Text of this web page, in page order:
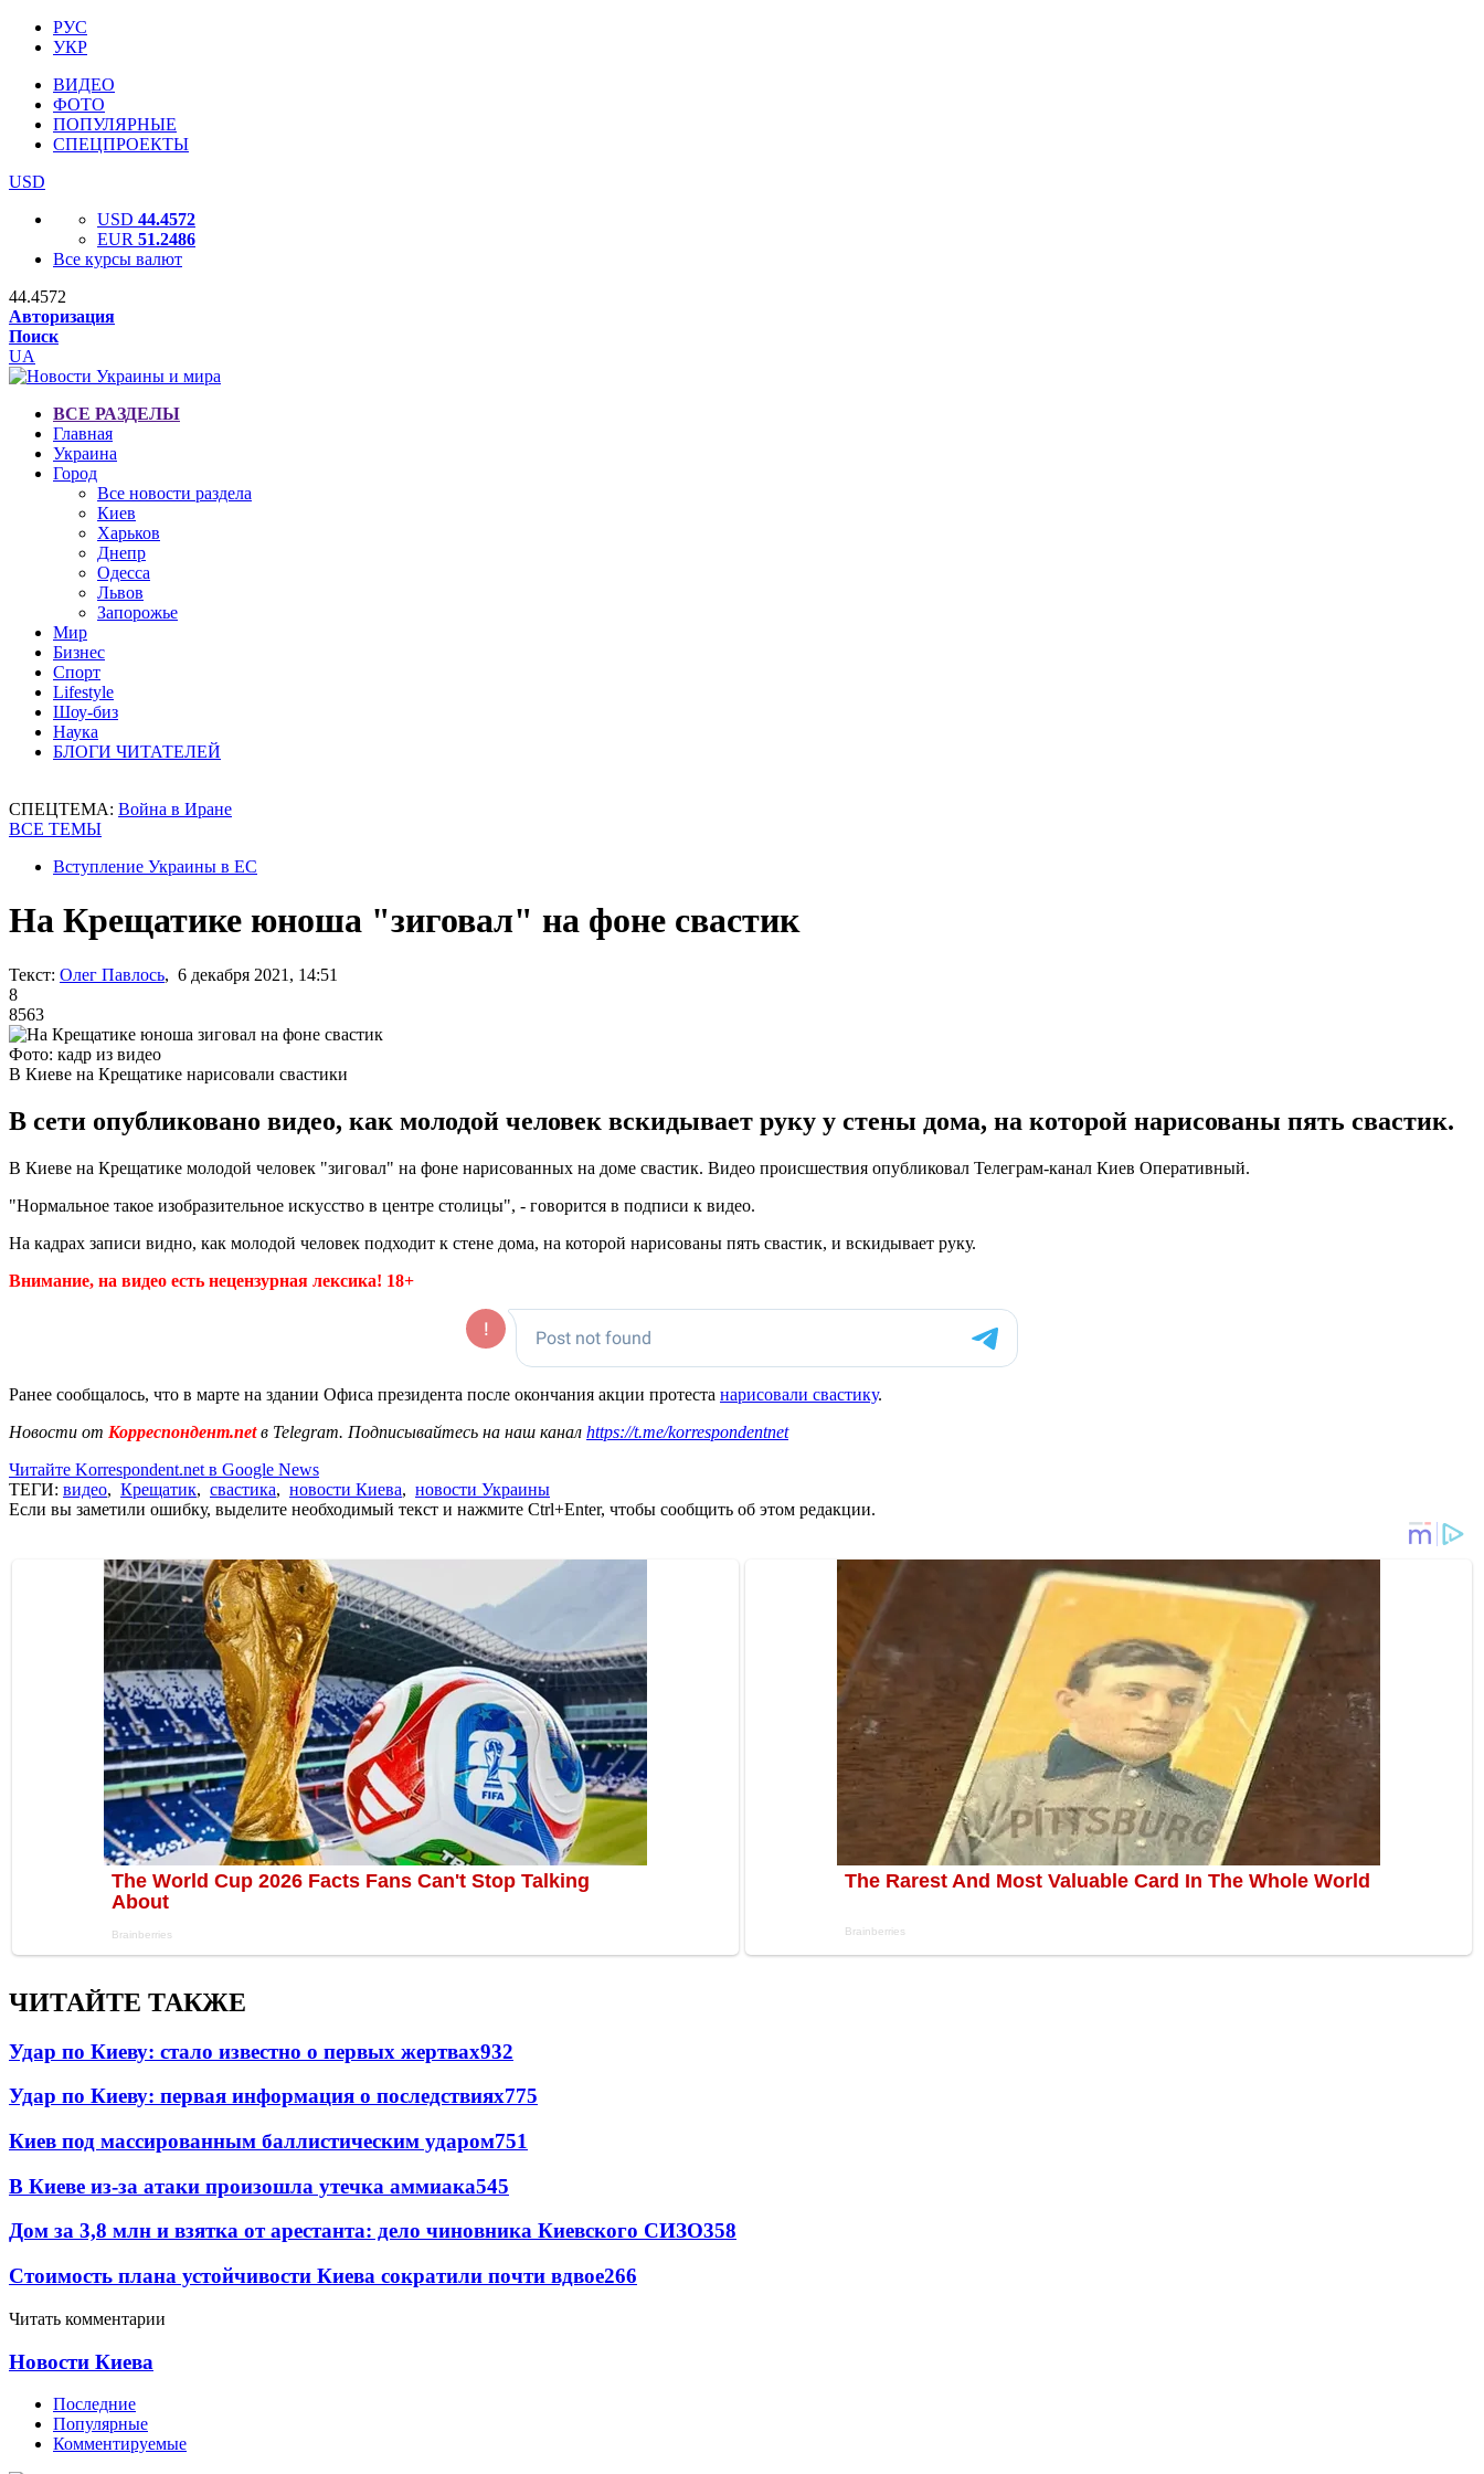
РУС
УКР
ВИДЕО
ФОТО
ПОПУЛЯРНЫЕ
СПЕЦПРОЕКТЫ
USD
USD 44.4572
EUR 51.2486
Все курсы валют
44.4572
Авторизация
Поиск
UA
ВСЕ РАЗДЕЛЫ
Главная
Украина
Город
Все новости раздела
Киев
Харьков
Днепр
Одесса
Львов
Запорожье
Мир
Бизнес
Спорт
Lifestyle
Шоу-биз
Наука
БЛОГИ ЧИТАТЕЛЕЙ
СПЕЦТЕМА: Война в Иране
ВСЕ ТЕМЫ
Вступление Украины в ЕС
На Крещатике юноша "зиговал" на фоне свастик
Текст: Олег Павлось, 6 декабря 2021, 14:51
8
8563
Фото: кадр из видео
В Киеве на Крещатике нарисовали свастики
В сети опубликовано видео, как молодой человек вскидывает руку у стены дома, на которой нарисованы пять свастик.
В Киеве на Крещатике молодой человек "зиговал" на фоне нарисованных на доме свастик. Видео происшествия опубликовал Телеграм-канал Киев Оперативный.
"Нормальное такое изобразительное искусство в центре столицы", - говорится в подписи к видео.
На кадрах записи видно, как молодой человек подходит к стене дома, на которой нарисованы пять свастик, и вскидывает руку.
Внимание, на видео есть нецензурная лексика! 18+
Ранее сообщалось, что в марте на здании Офиса президента после окончания акции протеста нарисовали свастику.
Новости от Корреспондент.netв Telegram. Подписывайтесь на наш канал https://t.me/korrespondentnet
Читайте Korrespondent.net в Google News
ТЕГИ: видео, Крещатик, свастика, новости Киева, новости Украины
Если вы заметили ошибку, выделите необходимый текст и нажмите Ctrl+Enter, чтобы сообщить об этом редакции.
ЧИТАЙТЕ ТАКЖЕ
Удар по Киеву: стало известно о первых жертвах932
Удар по Киеву: первая информация о последствиях775
Киев под массированным баллистическим ударом751
В Киеве из-за атаки произошла утечка аммиака545
Дом за 3,8 млн и взятка от арестанта: дело чиновника Киевского СИЗО358
Стоимость плана устойчивости Киева сократили почти вдвое266
Читать комментарии
Новости Киева
Последние
Популярные
Комментируемые